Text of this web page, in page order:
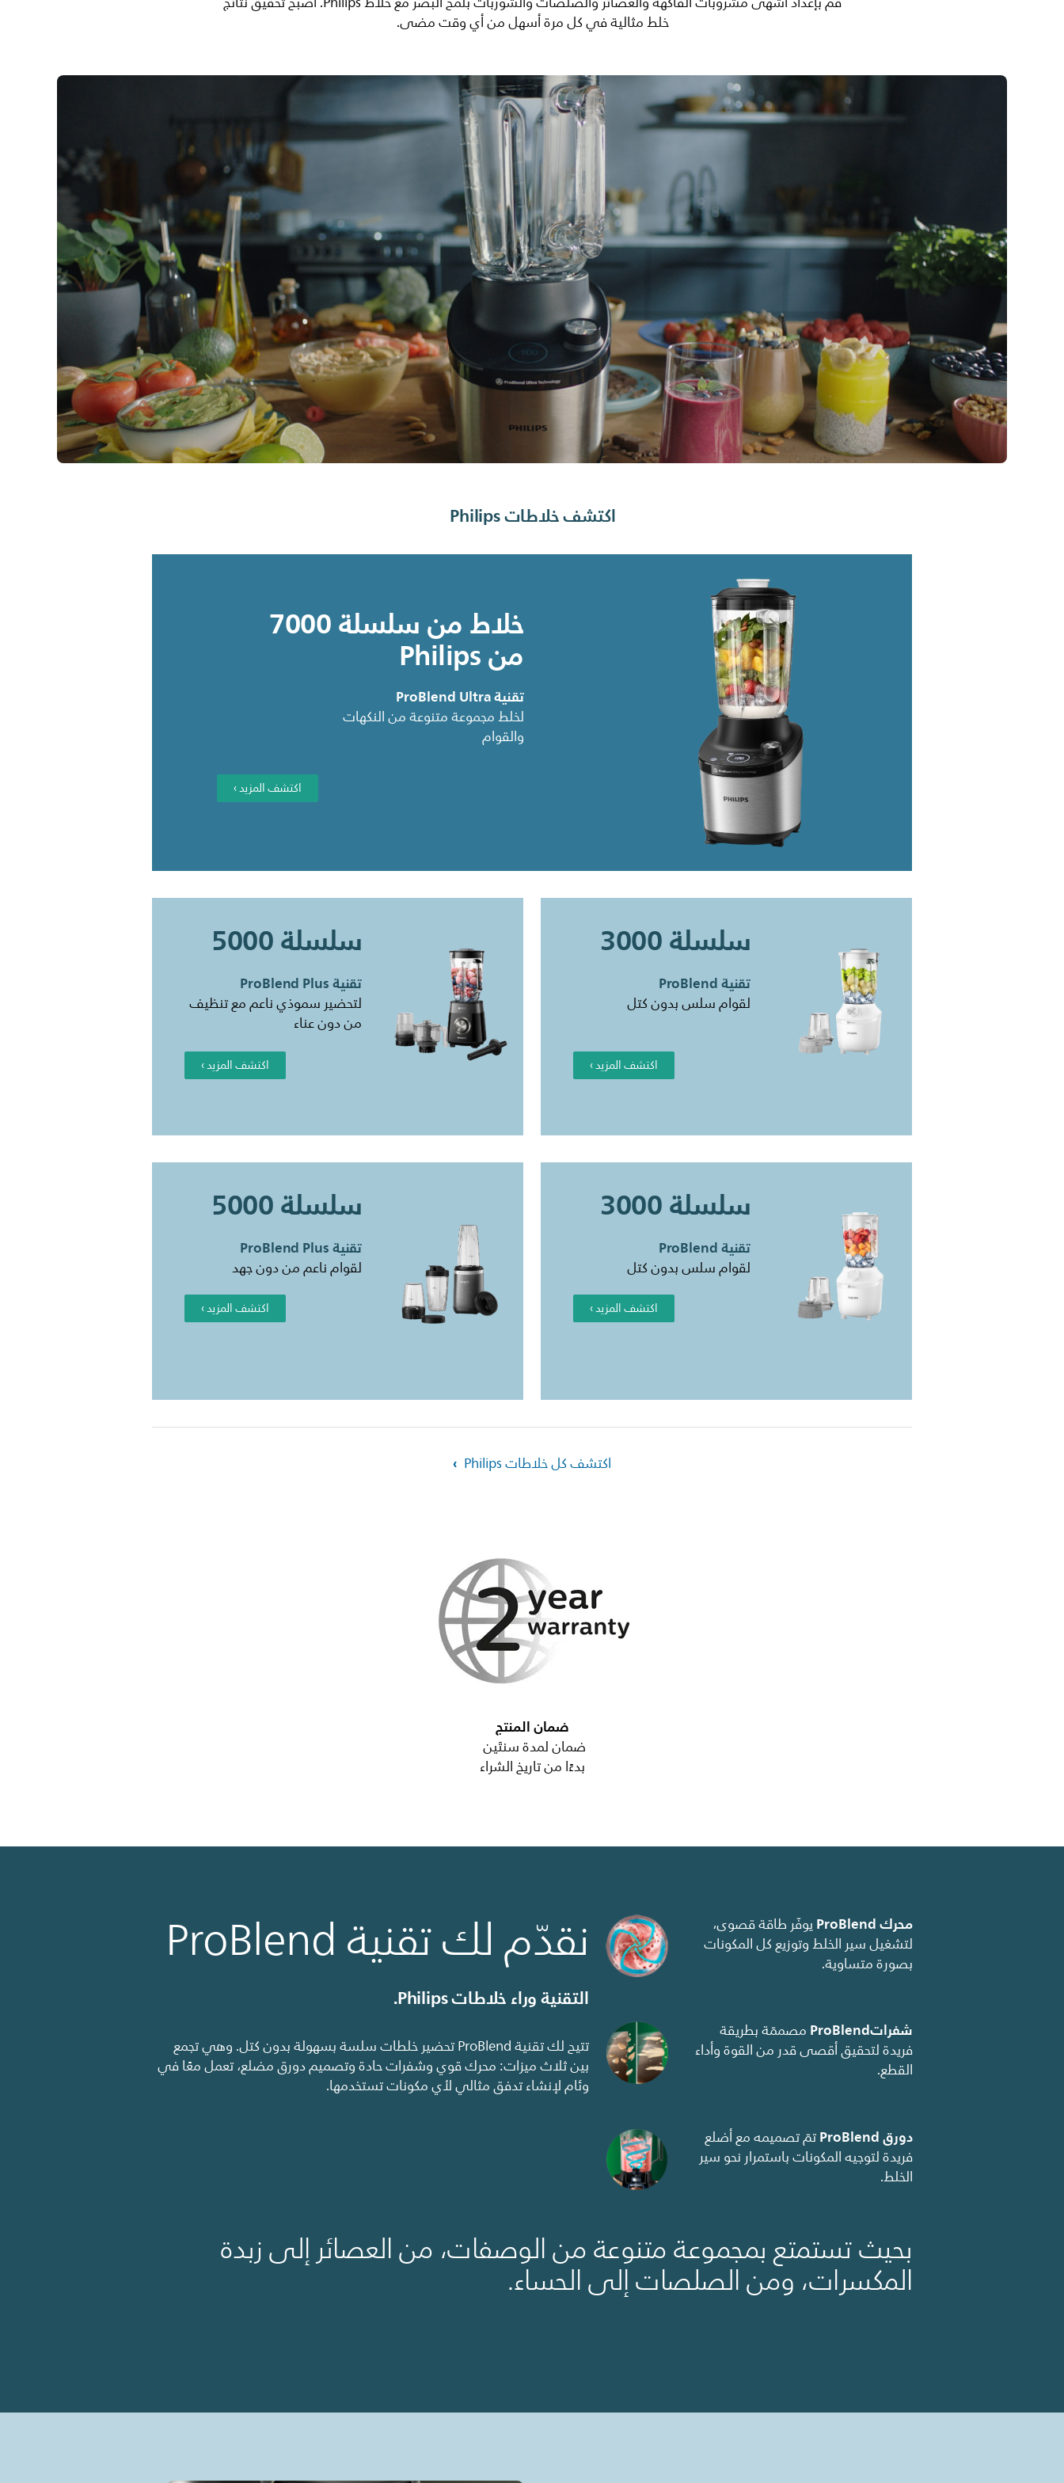
خلط مثالية في كل مرة أسهل من أي وقت مضى.
اكتشف خلاطات Philips
من Philips
‎تقنية ProBlend Ultra
لخلط مجموعة متنوعة من النكهات
والقوام
اكتشف المزيد ›
سلسلة 5000
تقنية ProBlend Plus
لتحضير سموذي ناعم مع تنظيف
من دون عناء
اكتشف المزيد ›
سلسلة 3000
تقنية ProBlend
​لقوام سلس بدون كتل
اكتشف المزيد ›
سلسلة 5000
تقنية ProBlend Plus
لقوام ناعم من دون جهد
اكتشف المزيد ›
سلسلة 3000
تقنية ProBlend
​لقوام سلس بدون كتل
اكتشف المزيد ›
اكتشف كل خلاطات Philips
ضمان المنتج
ضمان لمدة سنتَين
بدءًا من تاريخ الشراء
نقدّم لك تقنية ProBlend
التقنية وراء خلاطات Philips.
تتيح لك تقنية ProBlend تحضير خلطات سلسة بسهولة بدون كتل. وهي تجمع
بين ثلاث ميزات: محرك قوي وشفرات حادة وتصميم دورق مضلع، تعمل معًا في
وئام لإنشاء تدفق مثالي لأي مكونات تستخدمها.
محرك ProBlend
‏ يوفّر طاقة قصوى،
لتشغيل سير الخلط وتوزيع كل المكونات
بصورة متساوية.
شفراتProBlend
‏ مصممّة بطريقة
فريدة لتحقيق أقصى قدر من القوة وأداء
القطع.
دورق ProBlend
‏ تمّ تصميمه مع أضلع
فريدة لتوجيه المكونات باستمرار نحو سير
الخلط.
بحيث تستمتع بمجموعة متنوعة من الوصفات، من العصائر إلى زبدة
المكسرات، ومن الصلصات إلى الحساء.